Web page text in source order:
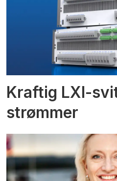
Kraftig LXI-
strømmer